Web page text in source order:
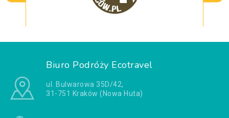
Biuro Podróży Ecotravel
ul. Bulwarowa 35D/42,
31-751 Kraków (Nowa Huta)